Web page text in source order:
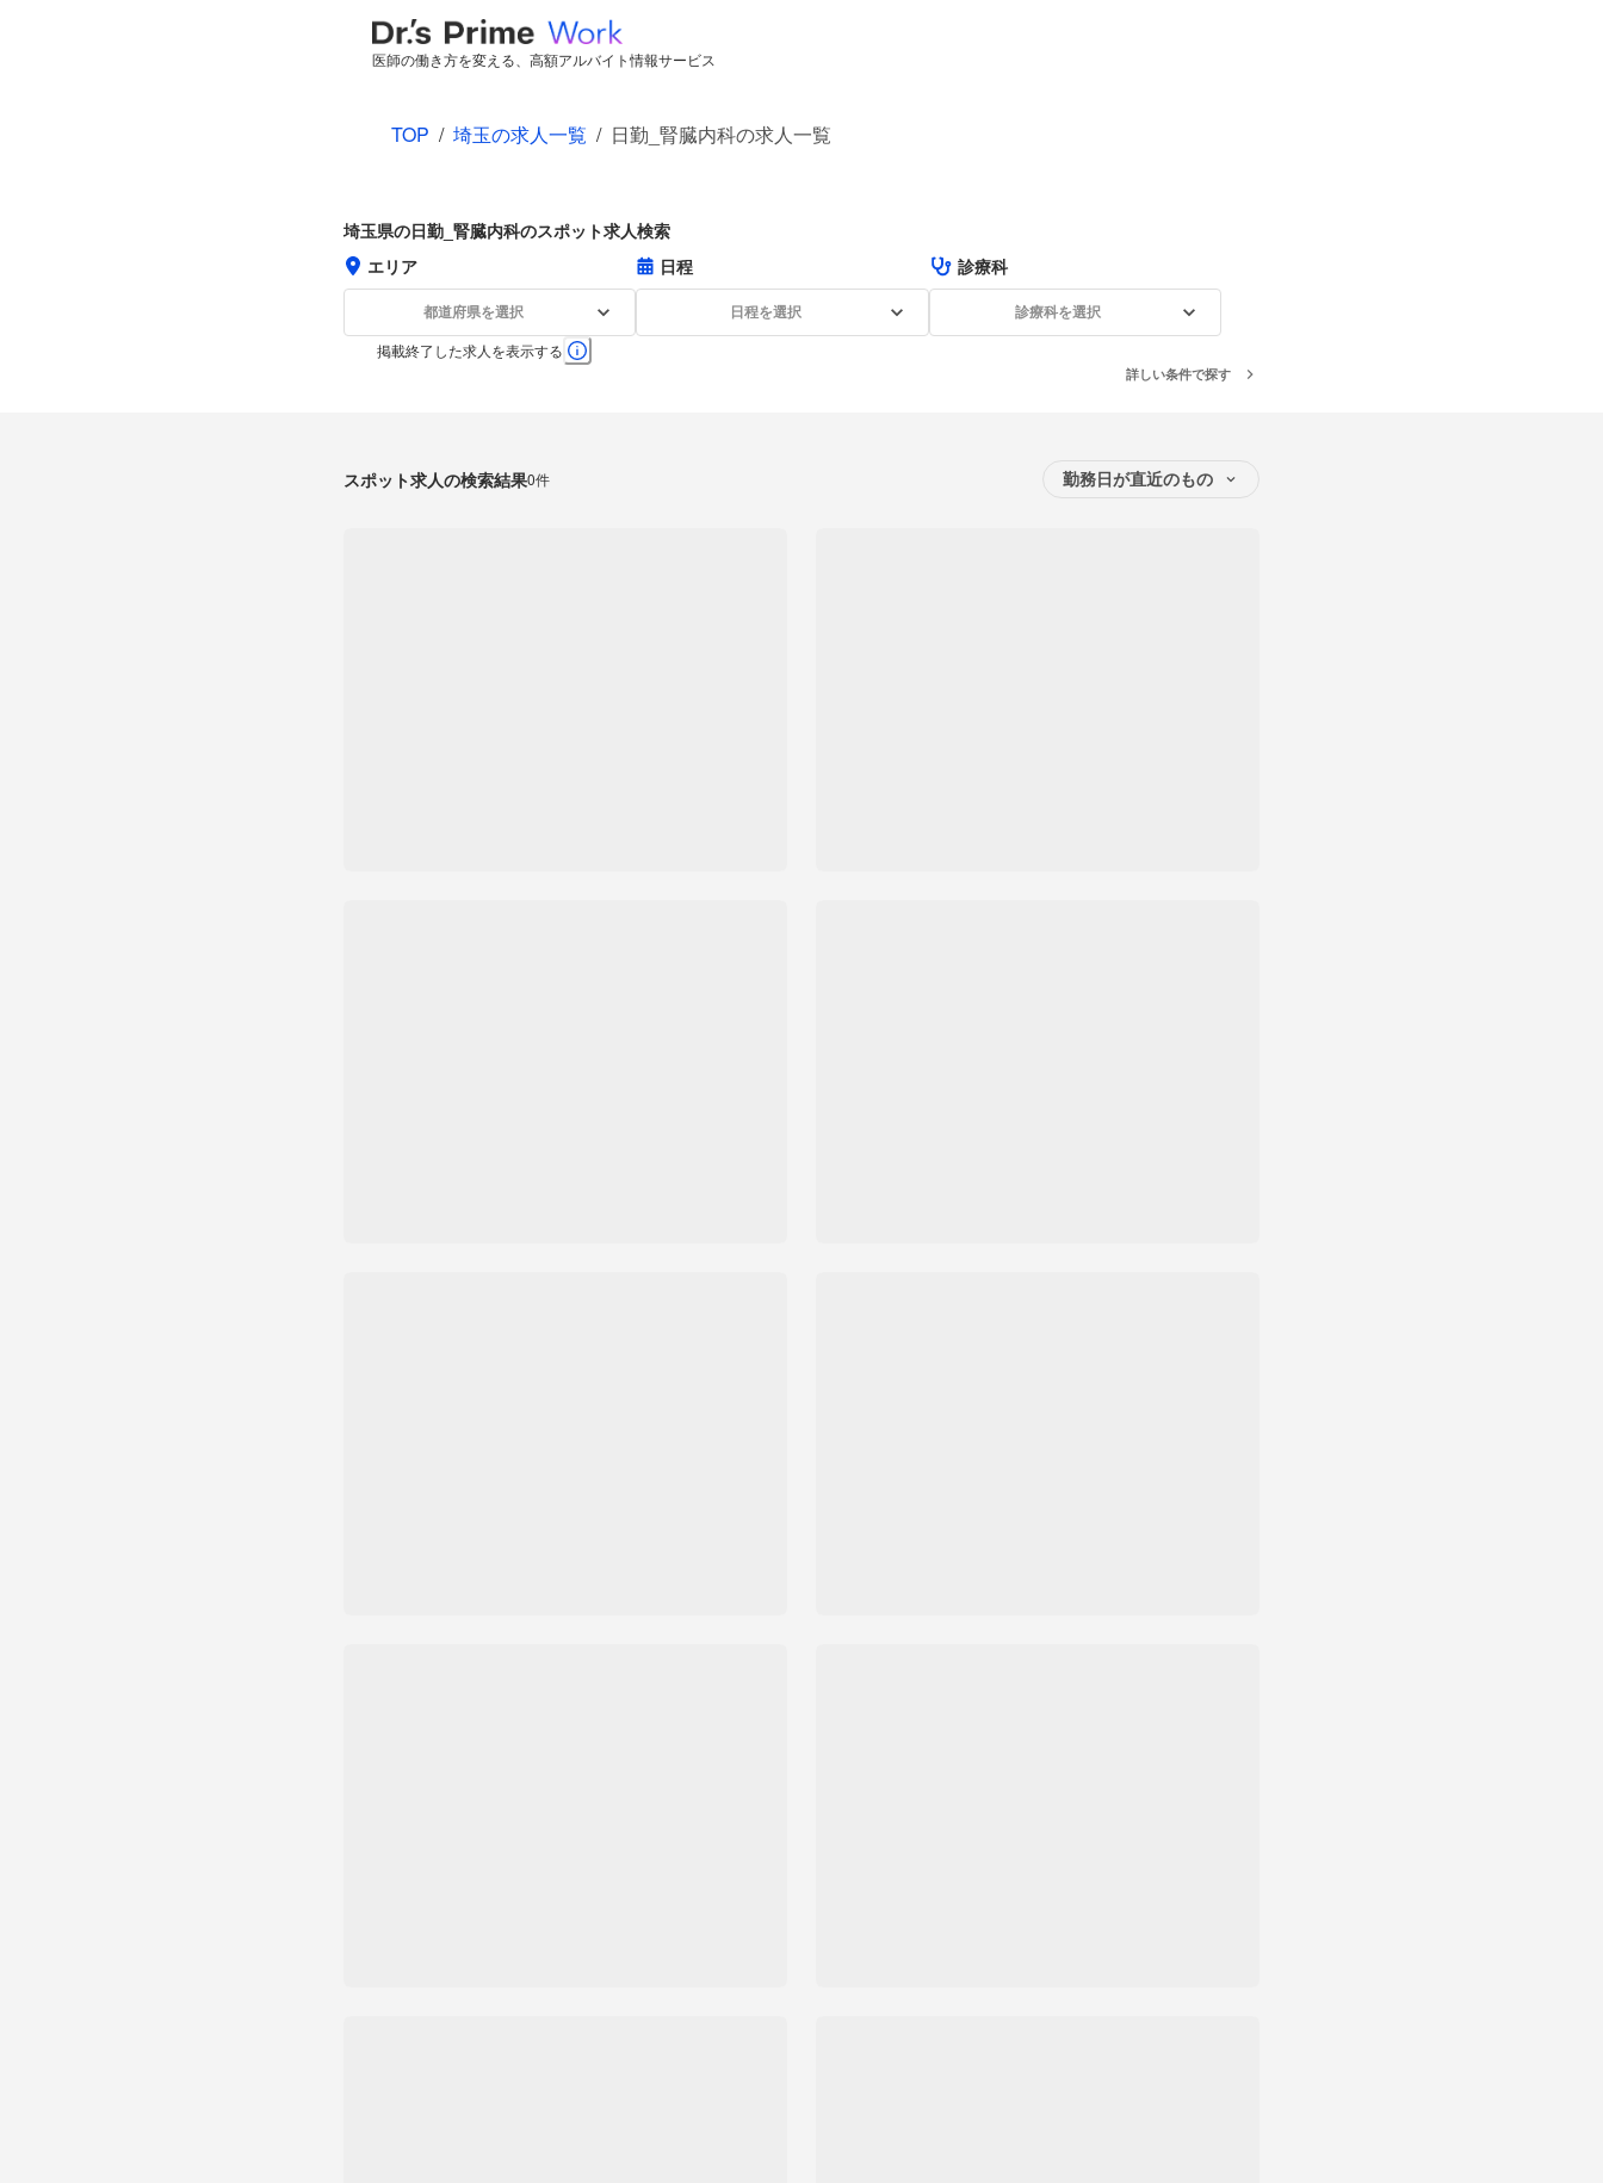
医師の働き方を変える、高額アルバイト情報サービス
TOP / 埼玉の求人一覧 / 日勤_腎臓内科の求人一覧
埼玉県の日勤_腎臓内科のスポット求人検索
エリア
都道府県を選択
日程
日程を選択
診療科
診療科を選択
掲載終了した求人を表示する
詳しい条件で探す
スポット求人の検索結果0件 勤務日が直近のもの